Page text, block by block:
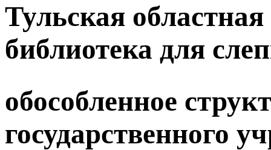
Тульская
библиотека для
обособленное
государственного